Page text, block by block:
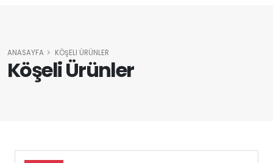
Köşeli Ürünler
ANASAYFA KÖŞELI ÜRÜNLER